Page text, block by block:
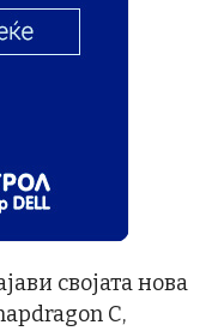
својата нова
C,